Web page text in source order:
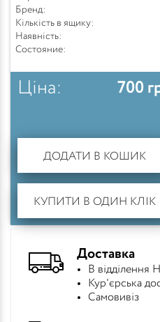
Бренд:
Кількість в ящику:
Наявність:
Состояние:
Ціна: 700
ДОДАТИ В КОШИК
КУПИТИ В ОДИН КЛІК
Доставка
В відділення
Кур'єрська
Самовивіз